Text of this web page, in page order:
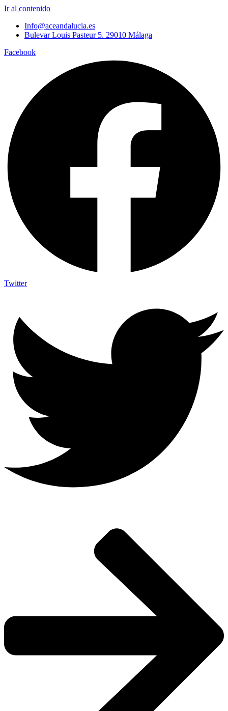
Ir al contenido
Info@aceandalucia.es
Bulevar Louis Pasteur 5. 29010 Málaga
Facebook
Twitter